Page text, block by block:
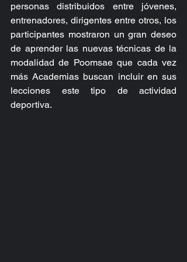
personas distribuidos entre jóvenes,
entrenadores, dirigentes entre otros, los
participantes mostraron un gran deseo
de aprender las nuevas técnicas de la
modalidad de Poomsae que cada vez
más Academias buscan incluir en sus
lecciones este tipo de actividad
deportiva.